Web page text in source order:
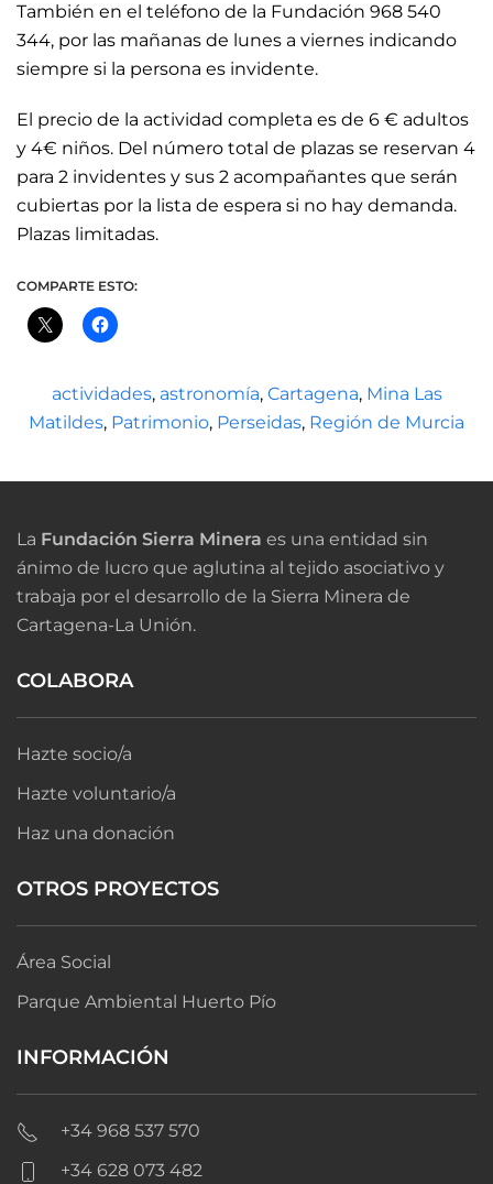
También en el teléfono de la Fundación 968 540
344, por las mañanas de lunes a viernes indicando
siempre si la persona es invidente.
El precio de la actividad completa es de 6 € adultos
y 4€ niños. Del número total de plazas se reservan 4
para 2 invidentes y sus 2 acompañantes que serán
cubiertas por la lista de espera si no hay demanda.
Plazas limitadas.
COMPARTE ESTO:
actividades, astronomía, Cartagena, Mina Las
Matildes, Patrimonio, Perseidas, Región de Murcia
La Fundación Sierra Minera es una entidad sin
ánimo de lucro que aglutina al tejido asociativo y
trabaja por el desarrollo de la Sierra Minera de
Cartagena-La Unión.
COLABORA
Hazte socio/a
Hazte voluntario/a
Haz una donación
OTROS PROYECTOS
Área Social
Parque Ambiental Huerto Pío
INFORMACIÓN
+34 968 537 570
+34 628 073 482